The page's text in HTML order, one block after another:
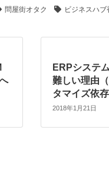
問屋街オタク ビジネスハブ
ERPシステ
難しい理由
タマイズ依
2018年1月21日